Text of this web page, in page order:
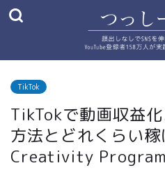
TikTok
TikTokで動画収益
方法とどれくらい稼
Creativity